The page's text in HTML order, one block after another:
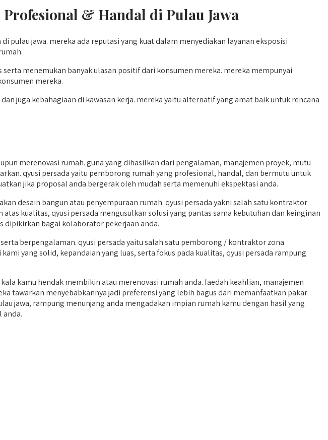
Profesional & Handal di Pulau Jawa
pulau jawa. mereka ada reputasi yang kuat dalam menyediakan layanan eksposisi
menemukan banyak ulasan positif dari konsumen mereka. mereka mempunyai
mereka.
juga kebahagiaan di kawasan kerja. mereka yaitu alternatif yang amat baik untuk rencana
merenovasi rumah. guna yang dihasilkan dari pengalaman, manajemen proyek, mutu
qyusi persada yaitu pemborong rumah yang profesional, handal, dan bermutu untuk
jika proposal anda bergerak oleh mudah serta memenuhi ekspektasi anda.
desain bangun atau penyempuraan rumah. qyusi persada yakni salah satu kontraktor
kualitas, qyusi persada mengusulkan solusi yang pantas sama kebutuhan dan keinginan
dipikirkan bagai kolaborator pekerjaan anda.
berpengalaman. qyusi persada yaitu salah satu pemborong / kontraktor zona
yang solid, kepandaian yang luas, serta fokus pada kualitas, qyusi persada rampung
kamu hendak membikin atau merenovasi rumah anda. faedah keahlian, manajemen
tawarkan menyebabkannya jadi preferensi yang lebih bagus dari memanfaatkan pakar
jawa, rampung menunjang anda mengadakan impian rumah kamu dengan hasil yang